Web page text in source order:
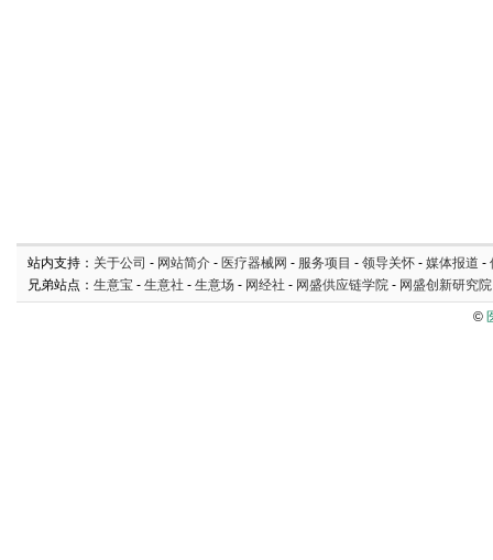
站内支持： 关于公司 - 网站简介 - 医疗器械网 - 服务项目 - 领导关怀 - 媒体报道 -
兄弟站点： 生意宝 - 生意社 - 生意场 - 网经社 - 网盛供应链学院 - 网盛创新研究院
©